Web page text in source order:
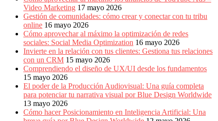
Video Marketing 17 mayo 2026
Gestión de comunidades: cómo crear y conectar con tu tribu
online 16 mayo 2026
Cómo aprovechar al máximo la optimización de redes
sociales: Social Media Optimization 16 mayo 2026
Invierte en la relación con tus clientes: Gestiona tus relaciones
con un CRM 15 mayo 2026
Comprendiendo el diseño de UX/UI desde los fundamentos
15 mayo 2026
El poder de la Producción Audiovisual: Una guía completa
para potenciar tu narrativa visual por Blue Design Worldwide
13 mayo 2026
Cómo hacer Posicionamiento en Inteligencia Artificial: Una